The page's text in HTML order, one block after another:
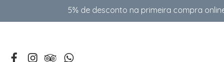
5% de desconto na primeira compra